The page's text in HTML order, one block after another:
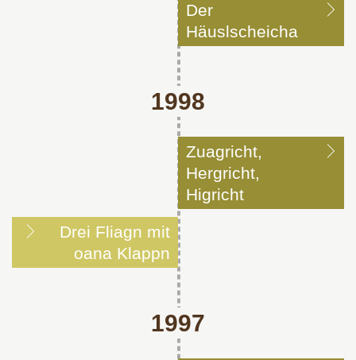
Der
Häuslscheicha
1998
Zuagricht,
Hergricht,
Higricht
Drei Fliagn mit
oana Klappn
1997